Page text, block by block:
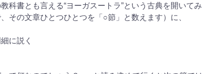
科書とも言える“ヨーガスートラ”という古典を開い
その文章ひとつひとつを「○節」と数えます）に、
に説く